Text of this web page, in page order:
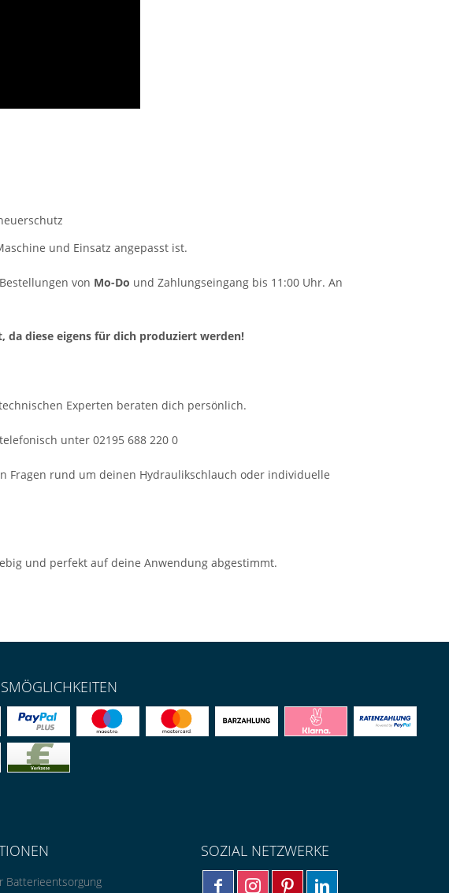
und Einsatz angepasst ist.
von Mo-Do und Zahlungseingang bis 11:00 Uhr. An
da diese eigens für dich produziert werden!
Experten beraten dich persönlich.
unter 02195 688 220 0
rund um deinen Hydraulikschlauch oder individuelle
und perfekt auf deine Anwendung abgestimmt.
Batterieentsorgung
SOZIAL NETZWERKE